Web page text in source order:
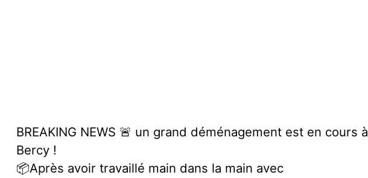
BREAKING NEWS 🚨 un grand déménagement est en cours à
Bercy !
📦Après avoir travaillé main dans la main avec